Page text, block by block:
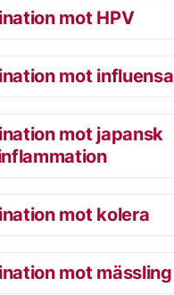
mot HPV
mot influensa
mot japansk
mot kolera
mot mässling